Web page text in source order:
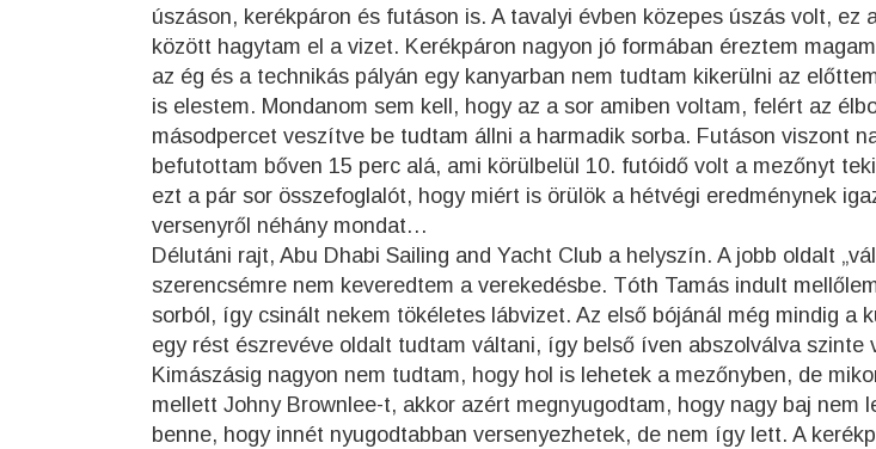
úszáson, kerékpáron és futáson is. A tavalyi évben közepes úszás volt, ez
között hagytam el a vizet. Kerékpáron nagyon jó formában éreztem
az ég és a technikás pályán egy kanyarban nem tudtam kikerülni az
is elestem. Mondanom sem kell, hogy az a sor amiben voltam, felért az
másodpercet veszítve be tudtam állni a harmadik sorba. Futáson viszont
befutottam bőven 15 perc alá, ami körülbelül 10. futóidő volt a mezőnyt
ezt a pár sor összefoglalót, hogy miért is örülök a hétvégi eredménynek
versenyről néhány mondat…
Délutáni rajt, Abu Dhabi Sailing and Yacht Club a helyszín. A jobb oldalt
szerencsémre nem keveredtem a verekedésbe. Tóth Tamás indult
sorból, így csinált nekem tökéletes lábvizet. Az első bójánál még mindig a
egy rést észrevéve oldalt tudtam váltani, így belső íven abszolválva szinte
Kimászásig nagyon nem tudtam, hogy hol is lehetek a mezőnyben, de
mellett Johny Brownlee-t, akkor azért megnyugodtam, hogy nagy baj nem
benne, hogy innét nyugodtabban versenyezhetek, de nem így lett. A